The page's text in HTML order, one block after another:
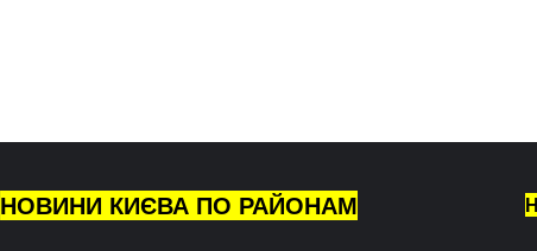
НОВИНИ КИЄВА ПО РАЙОНАМ